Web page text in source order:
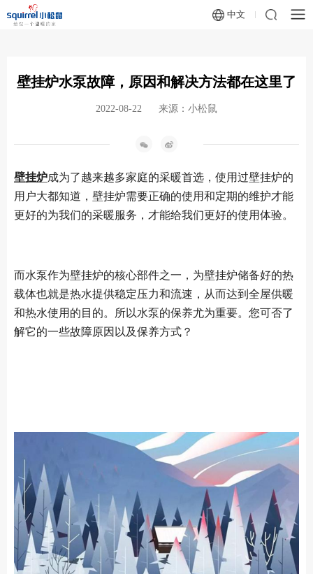
中文
壁挂炉水泵故障，原因和解决方法都在这里了
2022-08-22 来源：小松鼠
壁挂炉成为了越来越多家庭的采暖首选，使用过壁挂炉的
用户大都知道，壁挂炉需要正确的使用和定期的维护才能
更好的为我们的采暖服务，才能给我们更好的使用体验。
而水泵作为壁挂炉的核心部件之一，为壁挂炉储备好的热
载体也就是热水提供稳定压力和流速，从而达到全屋供暖
和热水使用的目的。所以水泵的保养尤为重要。您可否了
解它的一些故障原因以及保养方式？